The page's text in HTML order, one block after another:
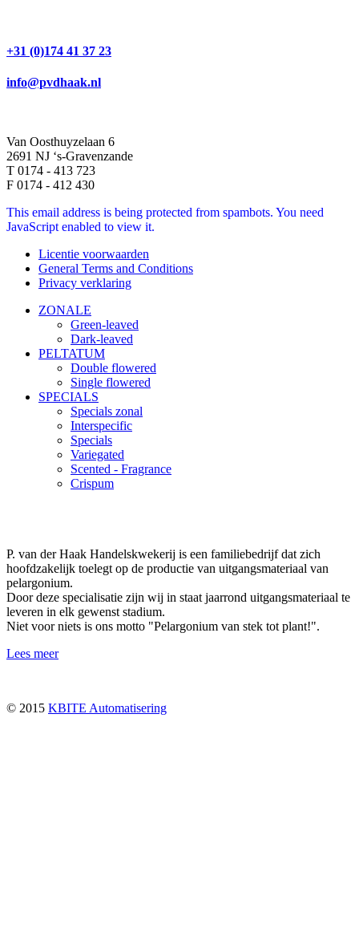
+31 (0)174 41 37 23
info@pvdhaak.nl
Van Oosthuyzelaan 6
2691 NJ ‘s-Gravenzande
T 0174 - 413 723
F 0174 - 412 430
This email address is being protected from spambots. You need
JavaScript enabled to view it.
Licentie voorwaarden
General Terms and Conditions
Privacy verklaring
ZONALE
Green-leaved
Dark-leaved
PELTATUM
Double flowered
Single flowered
SPECIALS
Specials zonal
Interspecific
Specials
Variegated
Scented - Fragrance
Crispum
P. van der Haak Handelskwekerij is een familiebedrijf dat zich
hoofdzakelijk toelegt op de productie van uitgangsmateriaal van
pelargonium.
Door deze specialisatie zijn wij in staat jaarrond uitgangsmateriaal te
leveren in elk gewenst stadium.
Niet voor niets is ons motto "Pelargonium van stek tot plant!".
Lees meer
© 2015 KBITE Automatisering